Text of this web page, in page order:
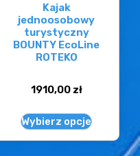
Kajak
jednoosobowy
turystyczny
BOUNTY EcoLine
ROTEKO
1910,00 zł
Wybierz opcje